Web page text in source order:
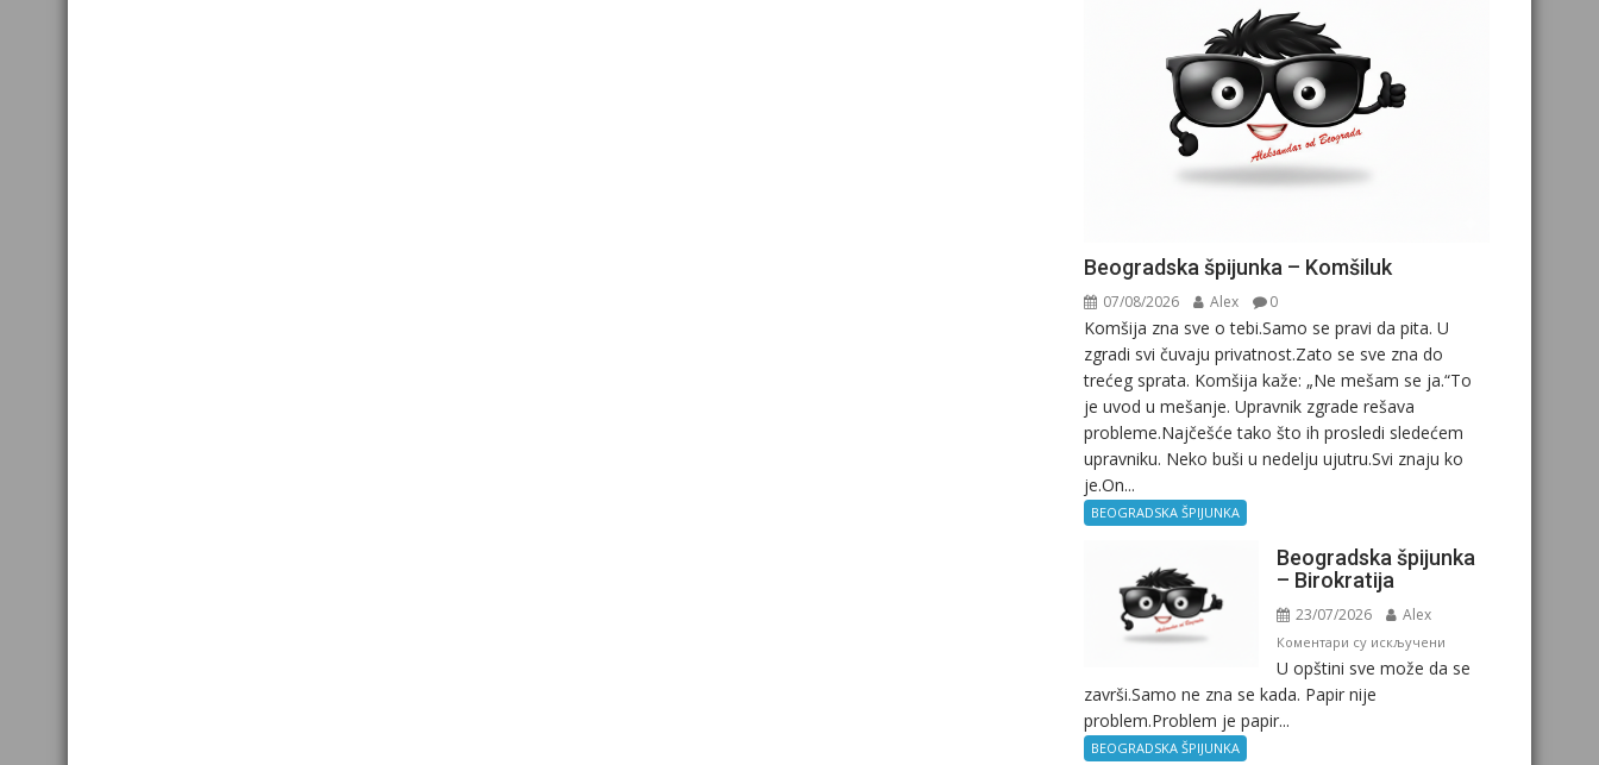
Beogradska špijunka – Komšiluk
07/08/2026 Alex 0
Komšija zna sve o tebi.Samo se pravi da pita. U
zgradi svi čuvaju privatnost.Zato se sve zna do
trećeg sprata. Komšija kaže: „Ne mešam se ja.“To
je uvod u mešanje. Upravnik zgrade rešava
probleme.Najčešće tako što ih prosledi sledećem
upravniku. Neko buši u nedelju ujutru.Svi znaju ko
je.On...
BEOGRADSKA ŠPIJUNKA
Beogradska špijunka
– Birokratija
23/07/2026 Alex
Коментари су искљученина
Beogradska
U opštini sve može da se
završi.Samo ne zna se kada. Papir nije
problem.Problem je papir...
BEOGRADSKA ŠPIJUNKA